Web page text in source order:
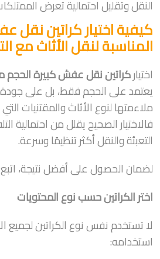
النقل وتقليل احتمالية تعرض
كيفية اختيار كراتين نقل
المناسبة لنقل الأثاث مع
اختياركراتين نقل عفش كبيرة الحجم
يعتمد على الحجم فقط، بل على
ملاءمتها لنوع الأثاث والمقتنيات
فالاختيار الصحيح يقلل من احتمالية
التعبئة والنقل أكثر تنظيمًا وسرعة.
لضمان الحصول على أفضل نتيجة، اتبع
اختر الكراتين حسب نوع المحتويات
لا تستخدم نفس نوع الكراتين لجميع
استخدامه: